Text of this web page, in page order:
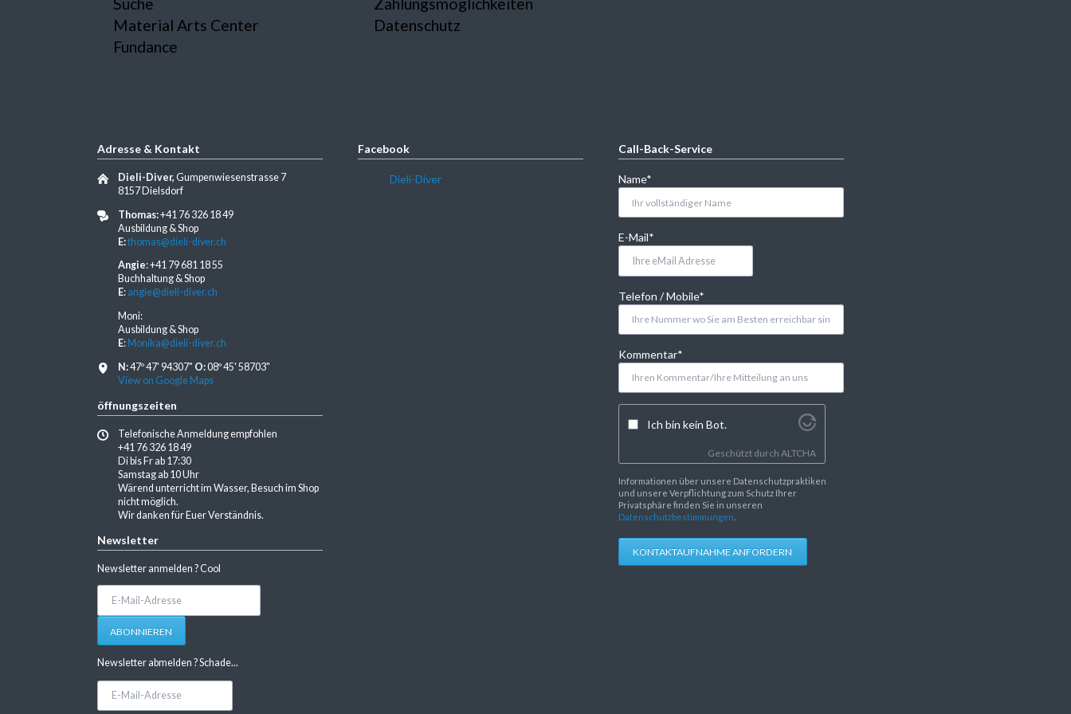
Material Arts Center
Fundance
Datenschutz
Adresse & Kontakt
Dieli-Diver,Gumpenwiesenstrasse 7
8157 Dielsdorf
Thomas:+41 76 326 18 49
Ausbildung & Shop
E:thomas@dieli-diver.ch
Angie: +41 79 681 18 55
Buchhaltung & Shop
E: angie@dieli-diver.ch
Moni:
Ausbildung & Shop
E: Monika@dieli-diver.ch
N:47º 47' 94307" O:08º 45' 58703"
View on Google Maps
öffnungszeiten
Telefonische Anmeldung empfohlen
+41 76 326 18 49
Di bis Fr ab 17:30
Samstag ab 10 Uhr
Wärend unterricht im Wasser, Besuch im Shop
nicht möglich.
Wir danken für Euer Verständnis.
Newsletter
Newsletter anmelden ? Cool
Adresse
ABONNIEREN
Newsletter abmelden ? Schade...
Facebook
Dieli-Diver
Call-Back-Service
Pflichtfeld
Name*
Pflichtfeld
E-Mail*
Pflichtfeld
Telefon / Mobile*
Pflichtfeld
Kommentar*
Ich bin kein Bot.
Geschützt durch ALTCHA
Informationen über unsere Datenschutzpraktiken
und unsere Verpflichtung zum Schutz Ihrer
Privatsphäre finden Sie in unseren
Datenschutzbestimmungen
KONTAKTAUFNAHME ANFORDERN